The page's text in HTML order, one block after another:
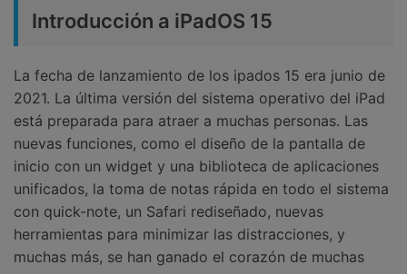
Introducción a iPadOS 15
La fecha de lanzamiento de los ipados 15 era junio de
2021. La última versión del sistema operativo del iPad
está preparada para atraer a muchas personas. Las
nuevas funciones, como el diseño de la pantalla de
inicio con un widget y una biblioteca de aplicaciones
unificados, la toma de notas rápida en todo el sistema
con quick-note, un Safari rediseñado, nuevas
herramientas para minimizar las distracciones, y
muchas más, se han ganado el corazón de muchas